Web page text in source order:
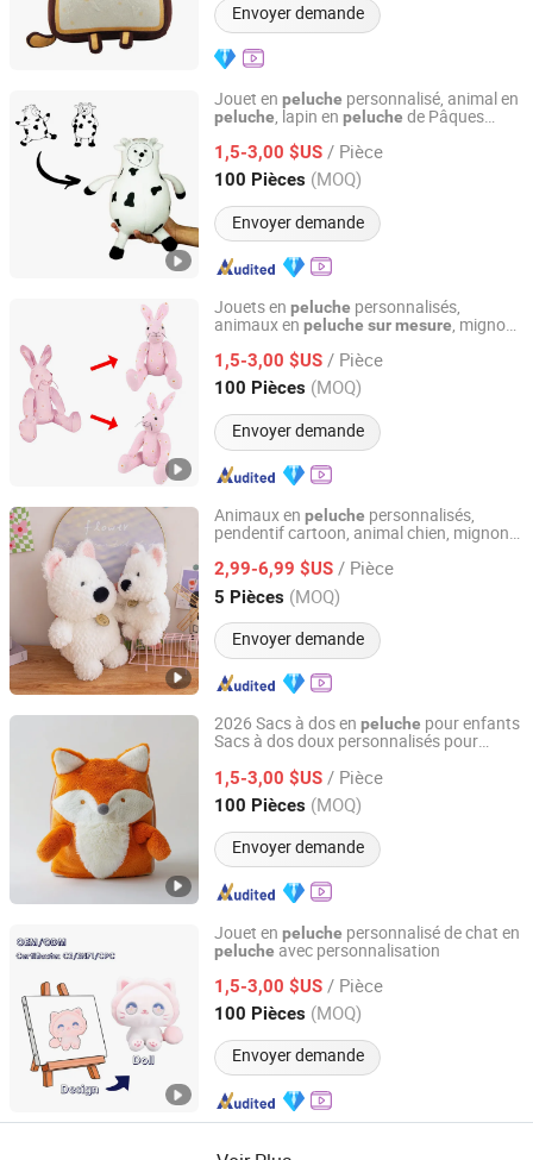
Envoyer demande
Jouet en peluche personnalisé, animal en
peluche, lapin en peluche de Pâques
1,5-3,00 $US / Pièce
100 Pièces (MOQ)
Envoyer demande
Lianyungang Hongwen Toys Co., Ltd.
Jiangsu, China Depuis 2020
Jouets en peluche personnalisés,
animaux en peluche surmesure, mignon
1,5-3,00 $US / Pièce
100 Pièces (MOQ)
Envoyer demande
Lianyungang Hongwen Toys Co., Ltd.
Jiangsu, China Depuis 2020
Animaux en peluche personnalisés,
pendentif cartoon, animal chien, mignon,
2,99-6,99 $US / Pièce
5 Pièces (MOQ)
Envoyer demande
Xuzhou Gaopeng Toy Co., Ltd.
Jiangsu, China Depuis 2023
2026 Sacs à dos en peluche pour enfants
Sacs à dos doux personnalisés pour
1,5-3,00 $US / Pièce
100 Pièces (MOQ)
Envoyer demande
Lianyungang Hongwen Toys Co., Ltd.
Jiangsu, China Depuis 2020
Jouet en peluche personnalisé de chat en
peluche avec personnalisation
1,5-3,00 $US / Pièce
100 Pièces (MOQ)
Envoyer demande
Lianyungang Hongwen Toys Co., Ltd.
Jiangsu, China Depuis 2020